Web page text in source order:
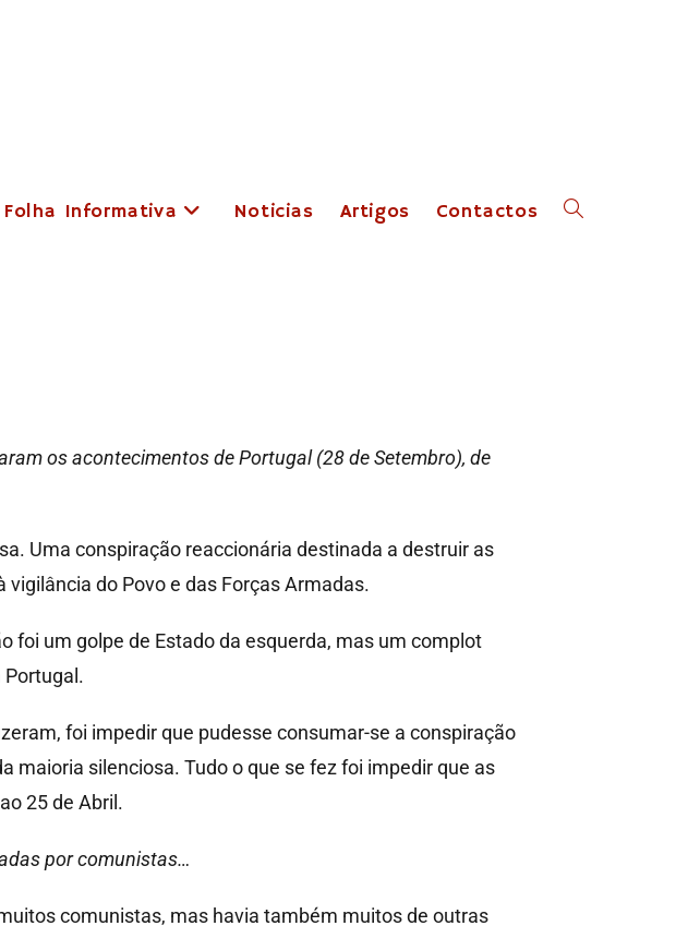
Folha Informativa Noticias Artigos Contactos
os acontecimentos de Portugal (28 de Setembro), de
Uma conspiração reaccionária destinada a destruir as
do Povo e das Forças Armadas.
foi um golpe de Estado da esquerda, mas um complot
foi impedir que pudesse consumar-se a conspiração
maioria silenciosa. Tudo o que se fez foi impedir que as
25 de Abril.
por comunistas…
comunistas, mas havia também muitos de outras